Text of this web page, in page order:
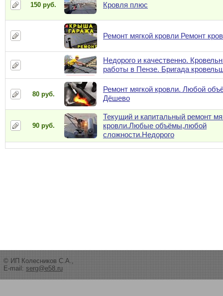
150 руб. Кровля плюс
Ремонт мягкой кровли Ремонт
Недорого и качественно.
работы в Пензе. Бригада
80 руб.
Ремонт мягкой кровли. Любой
Дёшево
90 руб.
Текущий и капитальный ремонт
кровли.Любые объёмы,любой
сложности.Недорого
© ИП Колесников С.А.,
E-mail: serg@e58.ru